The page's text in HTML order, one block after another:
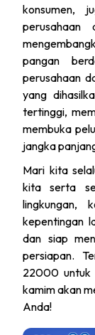
konsumen,
pangan
perusahaan
yang
tertinggi,
membuka
jangka
Mari kita
kita serta
lingkungan,
kepentingan
dan siap
persiapan.
22000 untuk
kamim akan
Anda!